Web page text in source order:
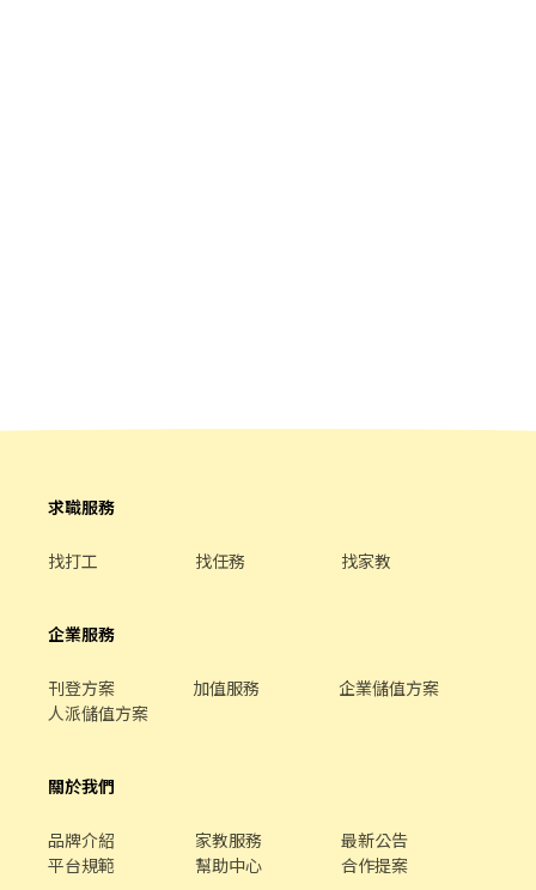
求職服務
找打工 找任務 找家教
企業服務
刊登方案 加值服務
企業儲值方案
人派儲值方案
關於我們
品牌介紹 家教服務
最新公告
平台規範
幫助中心 合作提案